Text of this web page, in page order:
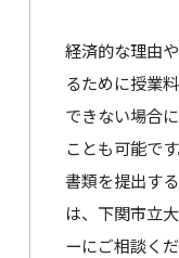
経済的な理由
るために授業
できない場合
ことも可能で
書類を提出す
は、下関市立
ーにご相談くだ